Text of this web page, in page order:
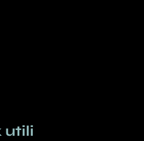
utili